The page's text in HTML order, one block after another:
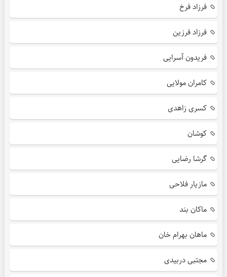
فرزاد فرخ
فرزاد فرزین
فریدون آسرایی
کامران مولایی
کسری زاهدی
کوشان
گرشا رضایی
مازیار فلاحی
ماکان بند
ماهان بهرام خان
مجتبی دربیدی